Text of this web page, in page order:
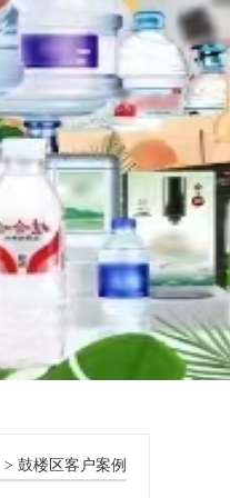
> 鼓楼区客户案例